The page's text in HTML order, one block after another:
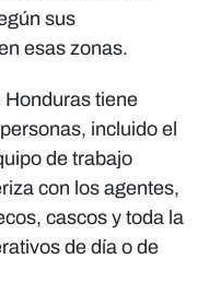
sus
esas zonas.
tiene
incluido el
de trabajo
con los agentes,
cascos y toda la
de día o de